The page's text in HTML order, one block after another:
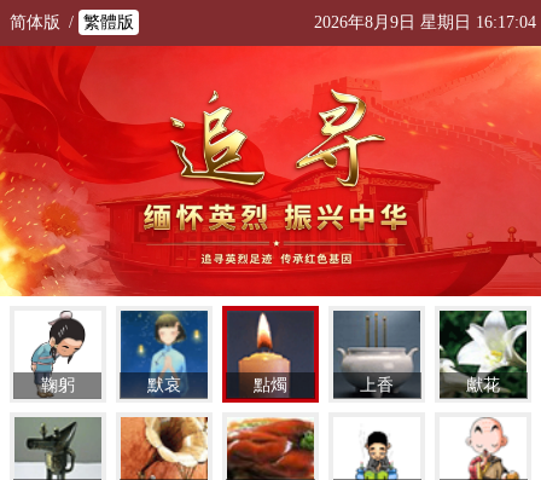
简体版 / 繁體版 2026年8月9日 星期日 16:17:04
鞠躬 默哀 點燭 上香 獻花